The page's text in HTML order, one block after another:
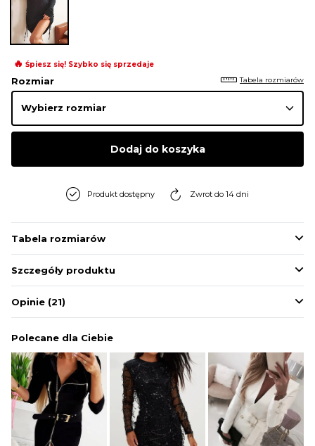
DRESY
MARYNARKI
SWETRY
BIELIZNA
🔥 Śpiesz się! Szybko się sprzedaje
Rozmiar Tabela rozmiarów
Dodaj do koszyka
Produkt dostępny Zwrot do 14 dni
Tabela rozmiarów
Szczegóły produktu
Opinie (21)
Polecane dla Ciebie